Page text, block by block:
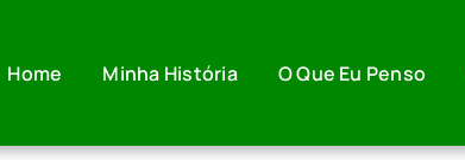
Home Minha História O Que Eu Penso